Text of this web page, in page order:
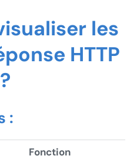
les
HTTP
?
:
Fonction